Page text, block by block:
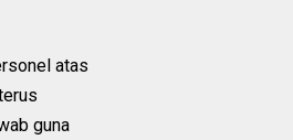
atas
guna